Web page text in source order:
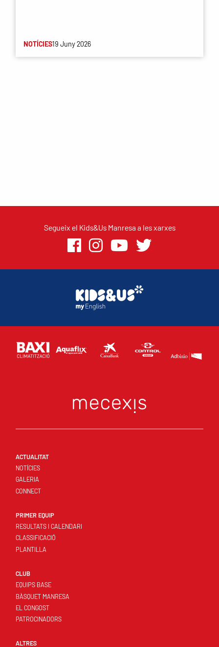
NOTÍCIES19 Juny 2026
Segueix el Kids&Us Manresa a les xarxes
ACTUALITAT
NOTÍCIES
GALERIA
CONNECT
PRIMER EQUIP
RESULTATS I CALENDARI
CLASSIFICACIÓ
PLANTILLA
CLUB
EQUIPS BASE
BÀSQUET MANRESA
EL CONGOST
PATROCINADORS
ALTRES